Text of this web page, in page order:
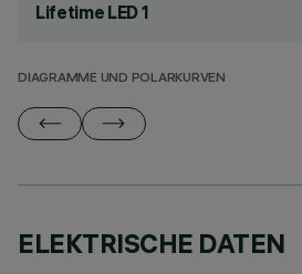
Lifetime LED 1
DIAGRAMME UND POLARKURVEN
ELEKTRISCHE DATEN